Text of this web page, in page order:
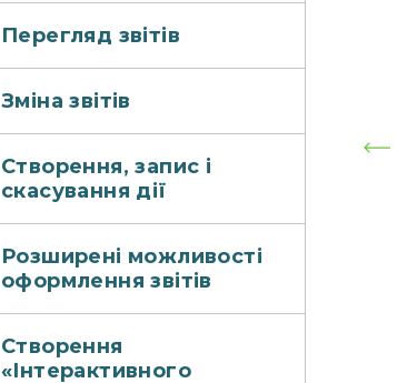
Перегляд звітів
Зміна звітів
Створення, запис і
скасування дії
Розширені можливості
оформлення звітів
Створення
«Інтерактивного